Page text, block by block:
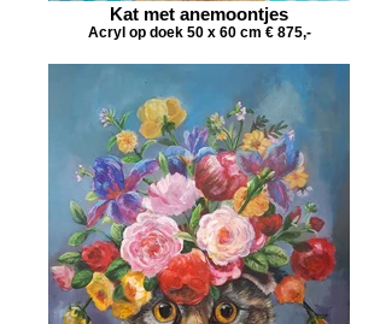
Kat met anemoontjes
Acryl op doek 50 x 60 cm € 875,-